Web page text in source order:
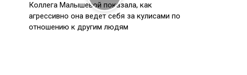
Коллега Малышевой показала, как
агрессивно она ведет себя за кулисами по
отношению к другим людям